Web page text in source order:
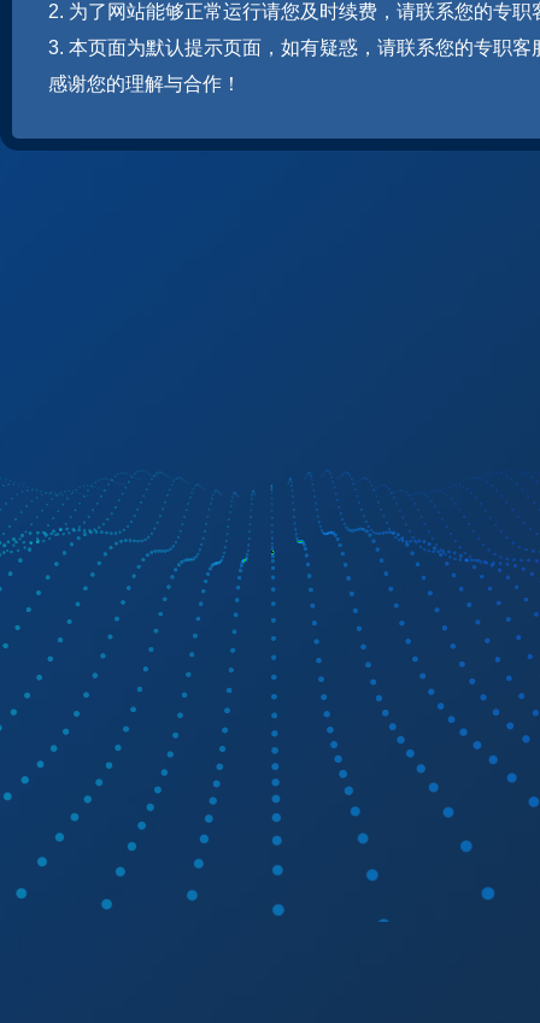
2. 为了网站能够正常运行请您及时续费，请联系您的专职
3. 本页面为默认提示页面，如有疑惑，请联系您的专职客
感谢您的理解与合作！